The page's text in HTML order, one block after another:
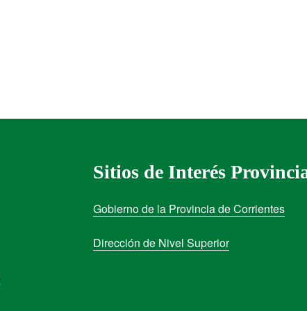
Sitios de Interés
Gobierno de la Provincia de Corrientes
Dirección de Nivel Superior